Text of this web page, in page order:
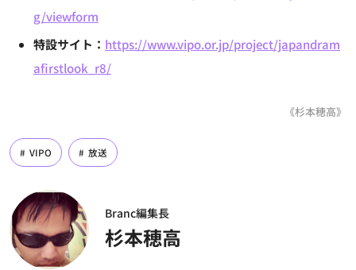
g/viewform
特設サイト： https://www.vipo.or.jp/project/japandram
afirstlook_r8/
《杉本穂高》
VIPO 放送
Branc編集長
杉本穂高